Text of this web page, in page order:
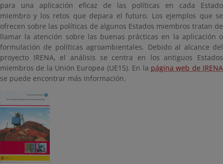
para una aplicación eficaz de las políticas en cada Estado
miembro y los retos que depara el futuro. Los ejemplos que se
ofrecen sobre las políticas de algunos Estados miembros tratan de
llamar la atención sobre las buenas prácticas en la aplicación o
formulación de políticas agroambientales. Debido al alcance del
proyecto IRENA, el análisis se centra en los antiguos Estados
miembros de la Unión Europea (UE15). En la página web de IRENA
se puede encontrar más información.